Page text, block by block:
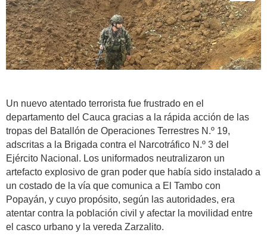
Un nuevo atentado terrorista fue frustrado en el
departamento del Cauca gracias a la rápida acción de las
tropas del Batallón de Operaciones Terrestres N.º 19,
adscritas a la Brigada contra el Narcotráfico N.º 3 del
Ejército Nacional. Los uniformados neutralizaron un
artefacto explosivo de gran poder que había sido instalado a
un costado de la vía que comunica a El Tambo con
Popayán, y cuyo propósito, según las autoridades, era
atentar contra la población civil y afectar la movilidad entre
el casco urbano y la vereda Zarzalito.